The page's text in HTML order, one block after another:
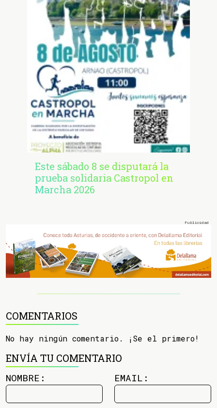
Este sábado 8 se disputará la
prueba solidaria Castropol en
Marcha 2026
COMENTARIOS
No hay ningún comentario. ¡Se el primero!
ENVÍA TU COMENTARIO
NOMBRE: EMAIL: